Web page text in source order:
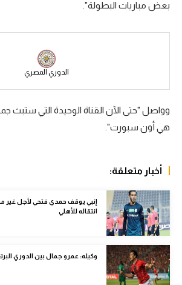
الدوري الإنجليزي
رياضات أخرى
أمم إفريقيا
كرة يد
كرة طائرة
الوطن العربي
في المونديال
بعض مباريات البطولة".
الدوري المصري
وواصل "حتى الآن القناة الوحيدة التي ستبث
هي أون سبورت".
أخبار متعلقة:
إنبي يوقف حمدي فتحي لأجل غير
انتقاله للأهلي
وكيله: عمرو جمال بين الدوري